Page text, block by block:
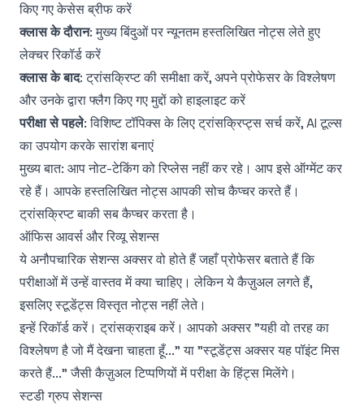
किए गए केसेस ब्रीफ करें
क्लास के दौरान: मुख्य बिंदुओं पर न्यूनतम हस्तलिखित नोट्स लेते हुए
लेक्चर रिकॉर्ड करें
क्लास के बाद: ट्रांसक्रिप्ट की समीक्षा करें, अपने प्रोफेसर के विश्लेषण
और उनके द्वारा फ्लैग किए गए मुद्दों को हाइलाइट करें
परीक्षा से पहले: विशिष्ट टॉपिक्स के लिए ट्रांसक्रिप्ट्स सर्च करें, AI टूल्स
का उपयोग करके सारांश बनाएं
मुख्य बात: आप नोट-टेकिंग को रिप्लेस नहीं कर रहे। आप इसे ऑग्मेंट कर
रहे हैं। आपके हस्तलिखित नोट्स आपकी सोच कैप्चर करते हैं।
ट्रांसक्रिप्ट बाकी सब कैप्चर करता है।
ऑफिस आवर्स और रिव्यू सेशन्स
ये अनौपचारिक सेशन्स अक्सर वो होते हैं जहाँ प्रोफेसर बताते हैं कि
परीक्षाओं में उन्हें वास्तव में क्या चाहिए। लेकिन ये कैज़ुअल लगते हैं,
इसलिए स्टूडेंट्स विस्तृत नोट्स नहीं लेते।
इन्हें रिकॉर्ड करें। ट्रांसक्राइब करें। आपको अक्सर "यही वो तरह का
विश्लेषण है जो मैं देखना चाहता हूँ..." या "स्टूडेंट्स अक्सर यह पॉइंट मिस
करते हैं..." जैसी कैज़ुअल टिप्पणियों में परीक्षा के हिंट्स मिलेंगे।
स्टडी ग्रुप सेशन्स